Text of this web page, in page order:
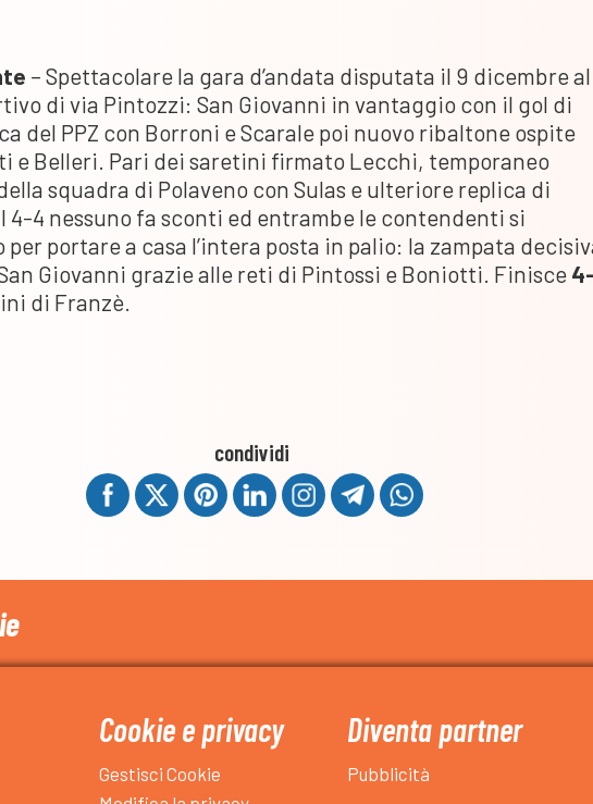
– Spettacolare la gara d’andata disputata il 9 dicembre al
di via Pintozzi: San Giovanni in vantaggio con il gol di
del PPZ con Borroni e Scarale poi nuovo ribaltone ospite
e Belleri. Pari dei saretini firmato Lecchi, temporaneo
squadra di Polaveno con Sulas e ulteriore replica di
4-4 nessuno fa sconti ed entrambe le contendenti si
portare a casa l’intera posta in palio: la zampata
Giovanni grazie alle reti di Pintossi e Boniotti. Finisce
di Franzè.
condividi
Cookie e privacy
Gestisci Cookie
Diventa partner
Pubblicità